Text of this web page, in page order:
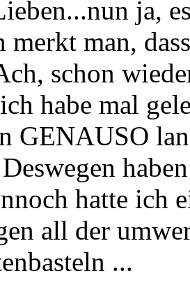
ja,
merkt man,
schon
habe mal
GENAUSO
hatte ich
all der
...